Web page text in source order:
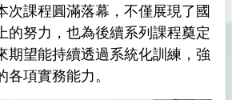
次課程圓滿落幕，不僅展現了國
的努力，也為後續系列課程奠定
期望能持續透過系統化訓練，強
項實務能力。